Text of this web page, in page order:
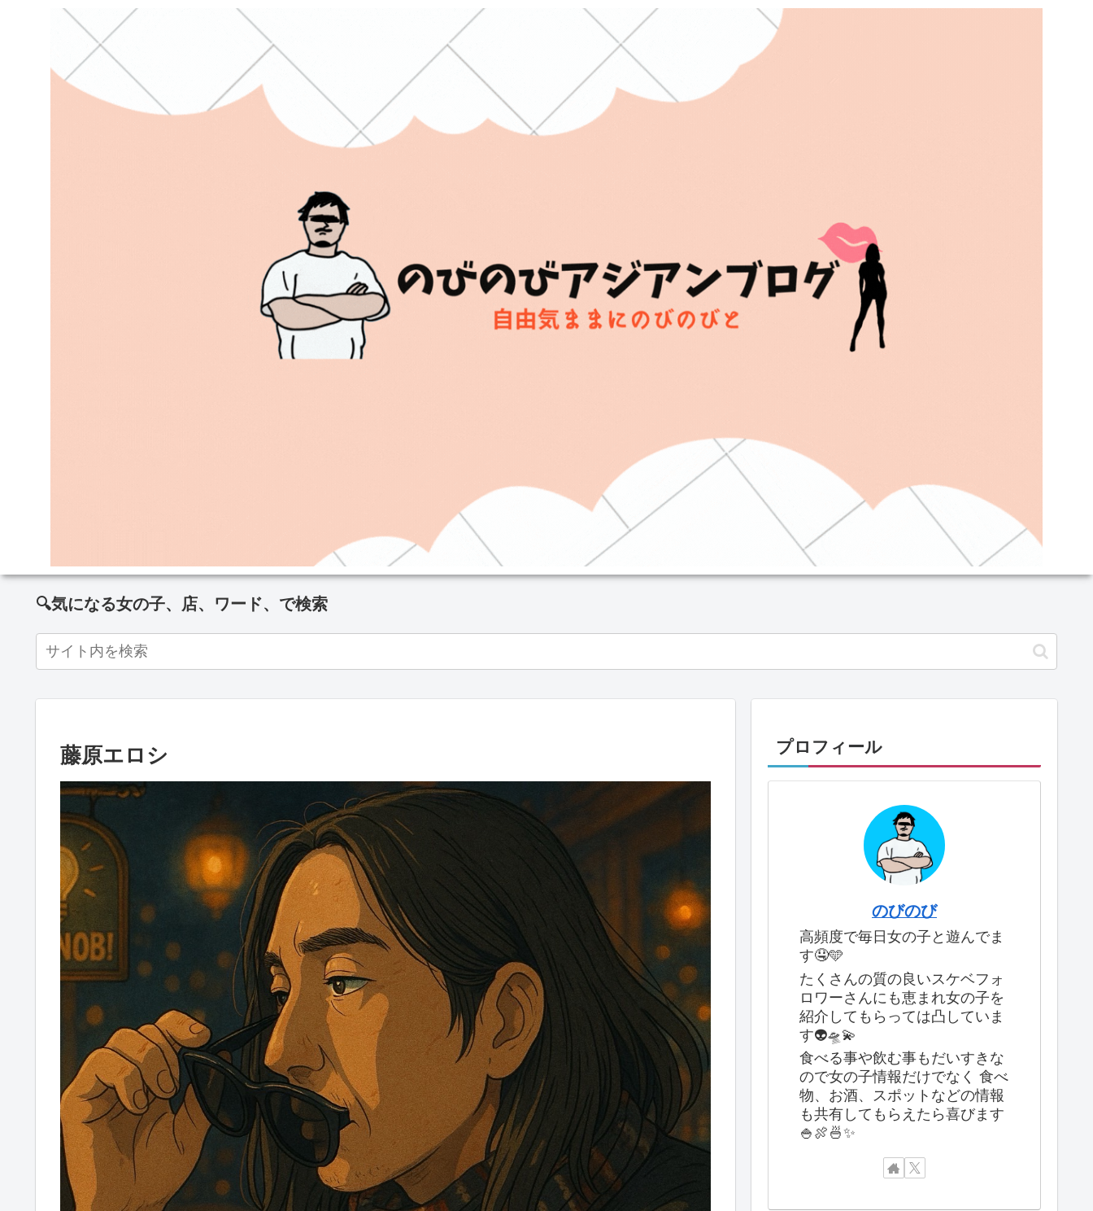
🔍気になる女の子、店、ワード、で検索
藤原エロシ プロフィール
のびのび
高頻度で毎日女の子と遊んでま
す🤤🩵
たくさんの質の良いスケベフォ
ロワーさんにも恵まれ女の子を
紹介してもらっては凸していま
す👽🛸💫
食べる事や飲む事もだいすきな
ので女の子情報だけでなく 食べ
物、お酒、スポットなどの情報
も共有してもらえたら喜びます
🍚🍖🍜✨